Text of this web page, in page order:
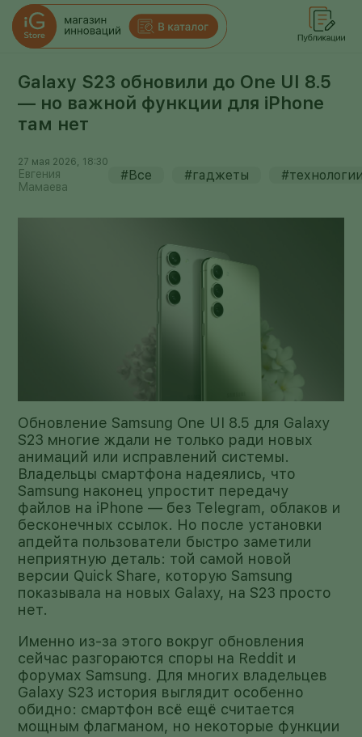
Galaxy S23 обновили до One UI 8.5
— но важной функции для iPhone
там нет
27 мая 2026, 18:30
Евгения
Мамаева
#Все #гаджеты
Обновление Samsung One UI 8.5 для Galaxy
S23 многие ждали не только ради новых
анимаций или исправлений системы.
Владельцы смартфона надеялись, что
Samsung наконец упростит передачу
файлов на iPhone — без Telegram, облаков и
бесконечных ссылок. Но после установки
апдейта пользователи быстро заметили
неприятную деталь: той самой новой
версии Quick Share, которую Samsung
показывала на новых Galaxy, на S23 просто
нет.
Именно из-за этого вокруг обновления
сейчас разгораются споры на Reddit и
форумах Samsung. Для многих владельцев
Galaxy S23 история выглядит особенно
обидно: смартфон всё ещё считается
мощным флагманом, но некоторые функции